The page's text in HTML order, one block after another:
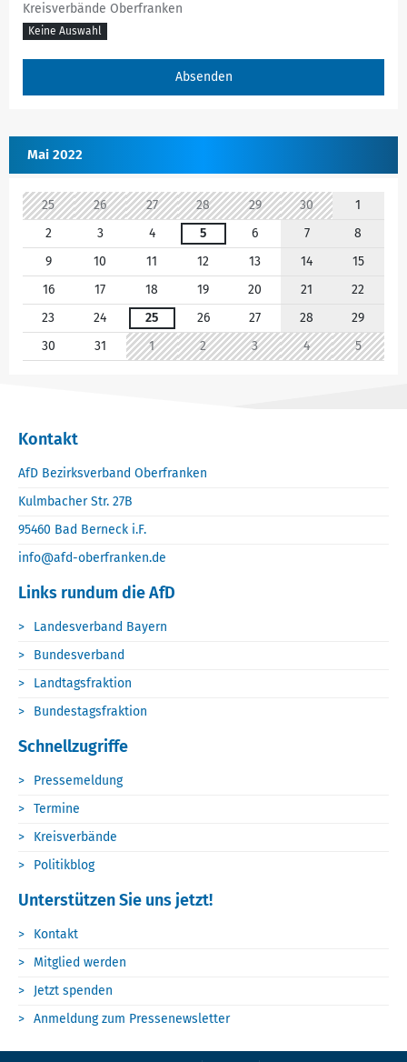
Kreisverbände Oberfranken
Keine Auswahl
Mai 2022
25 26 27 28 29 30
1
2
3 4 5 6 7
8
9
10 11 12 13 14
15
16
17 18 19 20 21
22
23
24 25 26 27 28
29
30
31 1 2 3 4 5
Kontakt
AfD Bezirksverband Oberfranken
Kulmbacher Str. 27B
95460 Bad Berneck i.F.
info@afd-oberfranken.de
Links rundum die AfD
Landesverband Bayern
Bundesverband
Landtagsfraktion
Bundestagsfraktion
Schnellzugriffe
Pressemeldung
Termine
Kreisverbände
Politikblog
Unterstützen Sie uns jetzt!
Kontakt
Mitglied werden
Jetzt spenden
Anmeldung zum Pressenewsletter